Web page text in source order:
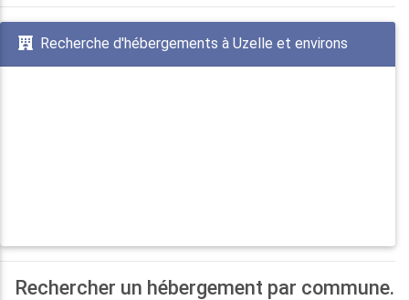
Recherche d'hébergements à Uzelle et environs
Rechercher un hébergement par commune.